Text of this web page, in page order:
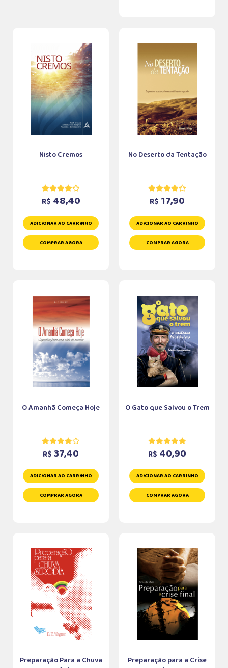
Nisto Cremos
R$ 48,40
ADICIONAR AO CARRINHO
COMPRAR AGORA
No Deserto da Tentação
R$ 17,90
ADICIONAR AO CARRINHO
COMPRAR AGORA
O Amanhã Começa Hoje
R$ 37,40
ADICIONAR AO CARRINHO
COMPRAR AGORA
O Gato que Salvou o Trem
R$ 40,90
ADICIONAR AO CARRINHO
COMPRAR AGORA
Preparação Para a Chuva
Preparação para a Crise